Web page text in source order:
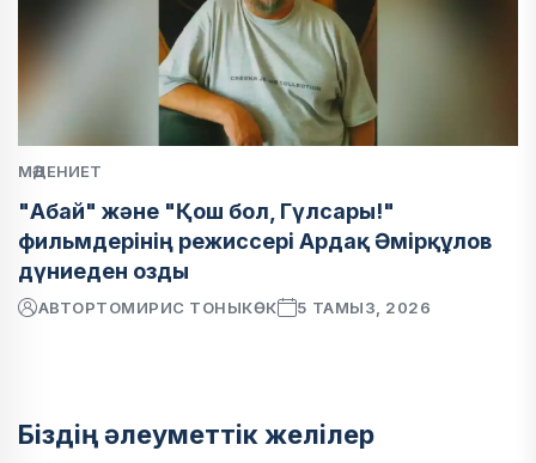
МӘДЕНИЕТ
"Абай" және "Қош бол, Гүлсары!"
фильмдерінің режиссері Ардақ Әмірқұлов
дүниеден озды
АВТОРТОМИРИС ТОНЫКӨК 5 ТАМЫЗ, 2026
Біздің әлеуметтік желілер